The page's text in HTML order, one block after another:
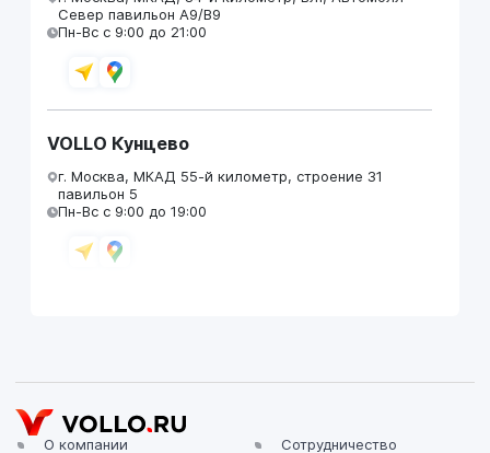
Север павильон А9/В9
Пн-Вс с 9:00 до 21:00
VOLLO Кунцево
г. Москва, МКАД 55-й километр, строение 31
павильон 5
Пн-Вс с 9:00 до 19:00
О компании
Сотрудничество